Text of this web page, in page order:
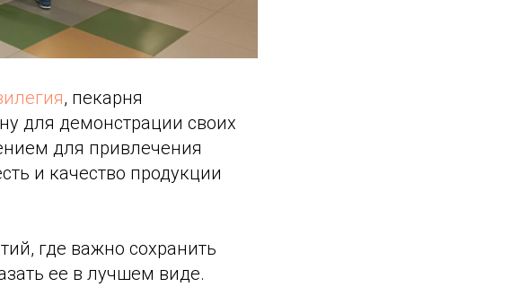
, пекарня
для демонстрации своих
для привлечения
и качество продукции
где важно сохранить
ее в лучшем виде.